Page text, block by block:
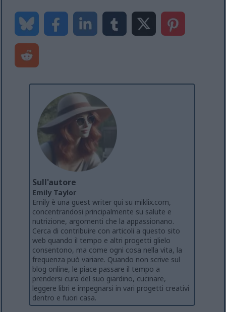
Sull'autore
Emily Taylor
Emily è una guest writer qui su miklix.com,
concentrandosi principalmente su salute e
nutrizione, argomenti che la appassionano.
Cerca di contribuire con articoli a questo sito
web quando il tempo e altri progetti glielo
consentono, ma come ogni cosa nella vita, la
frequenza può variare. Quando non scrive sul
blog online, le piace passare il tempo a
prendersi cura del suo giardino, cucinare,
leggere libri e impegnarsi in vari progetti creativi
dentro e fuori casa.